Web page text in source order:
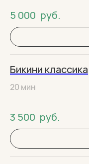
5 000 руб.
Бикини классика
20 мин
3 500 руб.